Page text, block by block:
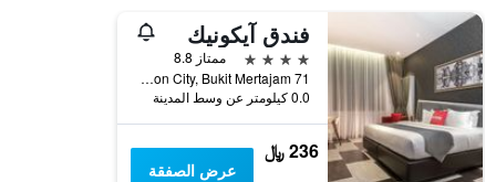
فندق آيكونيك
4 نجوم
ممتاز 8.8
71 Jalan Icon City, Icon City, Bukit Mertajam, ماليزيا
0.0 كيلومتر عن وسط المدينة
236 ﷼
عرض الصفقة